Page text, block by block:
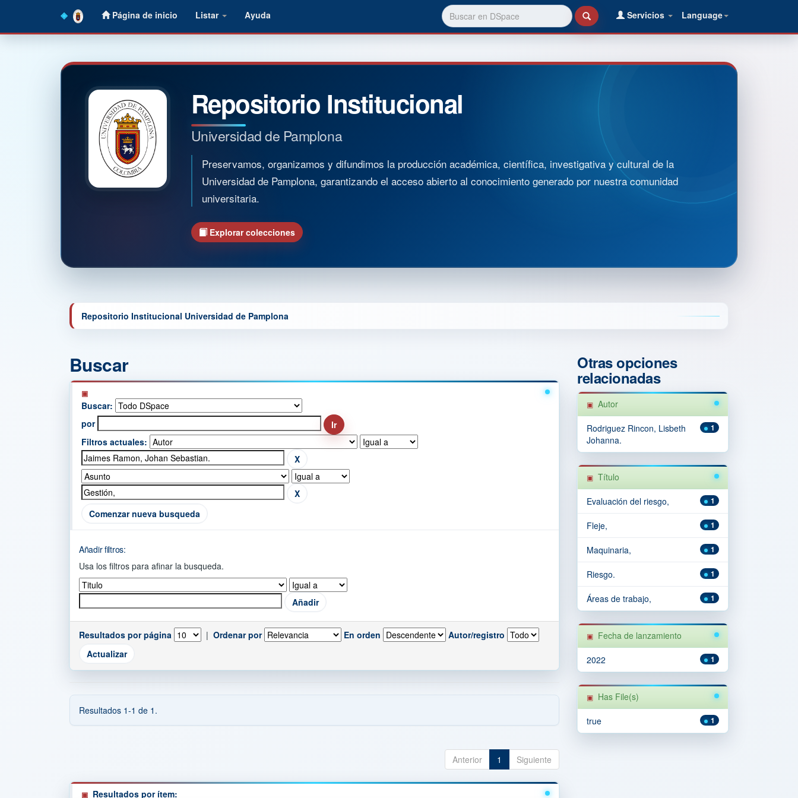
Página de inicio Listar Ayuda Language
Servicios
Repositorio Institucional
Universidad de Pamplona
Preservamos, organizamos y difundimos la producción académica, científica, investigativa y cultural de la
Universidad de Pamplona, garantizando el acceso abierto al conocimiento generado por nuestra comunidad
universitaria.
Explorar colecciones
Repositorio Institucional Universidad de Pamplona
Buscar
Buscar:
por
Filtros actuales:
Comenzar nueva busqueda
Añadir filtros:
Usa los filtros para afinar la busqueda.
Resultados por página | Ordenar por En orden Autor/registro
Resultados 1-1 de 1.
Anterior 1 Siguiente
Resultados por ítem:
Otras opciones
relacionadas
Autor
1
Rodriguez Rincon, Lisbeth
Johanna.
Título
1
Evaluación del riesgo,
1
Fleje,
1
Maquinaria,
1
Riesgo.
1
Áreas de trabajo,
Fecha de lanzamiento
1
2022
Has File(s)
1
true